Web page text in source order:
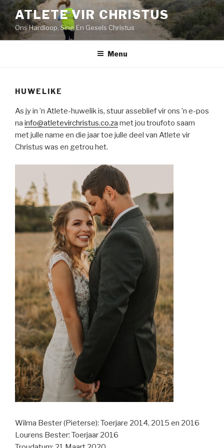
Skip
to
content
ATLETE VIR CHRISTUS
Ons Hardloop, Sing En Gesels Christus
Menu
HUWELIKE
As jy in ’n Atlete-huwelik is, stuur asseblief vir ons ’n e-pos
na info@atletevirchristus.co.za met jou troufoto saam
met julle name en die jaar toe julle deel van Atlete vir
Christus was en getrou het.
Wilma Bester (Pieterse): Toerjare 2014, 2015 en 2016
Lourens Bester: Toerjaar 2016